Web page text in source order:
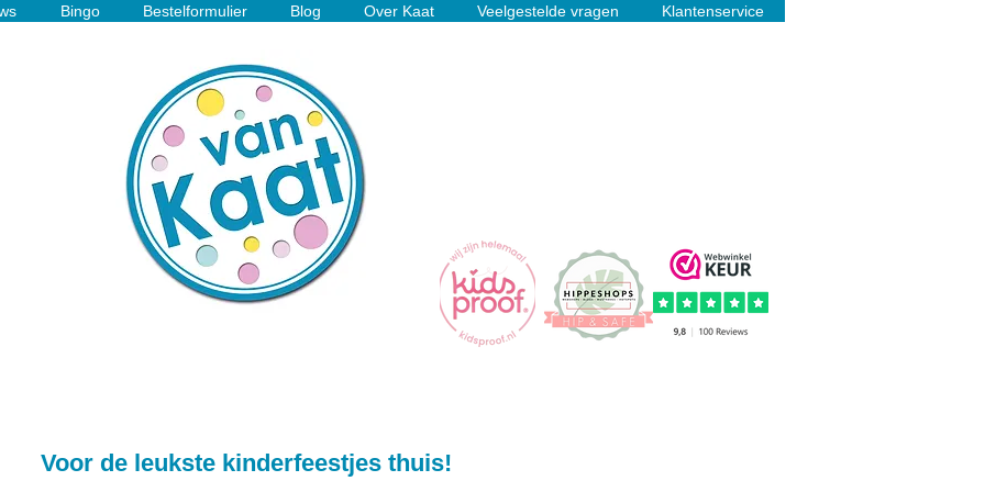
Voor de leukste kinderfeestjes thuis!
Bingo Bestelformulier Blog Over Kaat Veelgestelde vragen Klantenservice